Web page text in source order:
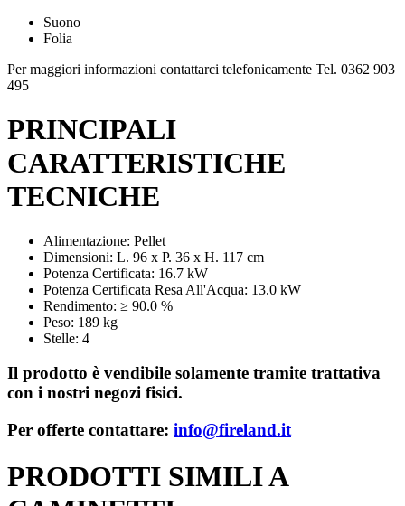
Suono
Folia
Per maggiori informazioni contattarci telefonicamente Tel. 0362 903
495
PRINCIPALI
CARATTERISTICHE
TECNICHE
Alimentazione: Pellet
Dimensioni: L. 96 x P. 36 x H. 117 cm
Potenza Certificata: 16.7 kW
Potenza Certificata Resa All'Acqua: 13.0 kW
Rendimento: ≥ 90.0 %
Peso: 189 kg
Stelle: 4
Il prodotto è vendibile solamente tramite trattativa
con i nostri negozi fisici.
Per offerte contattare: info@fireland.it
PRODOTTI SIMILI A